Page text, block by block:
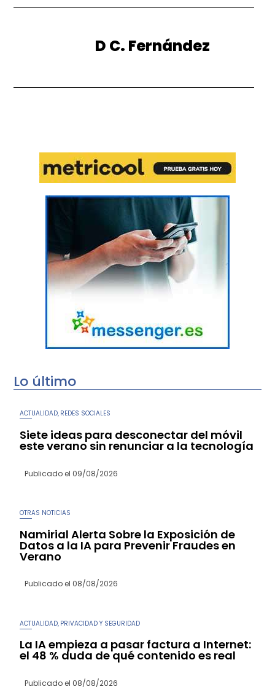
D C. Fernández
Lo último
ACTUALIDAD, REDES SOCIALES
Siete ideas para desconectar del móvil
este verano sin renunciar a la tecnología
Publicado el 09/08/2026
OTRAS NOTICIAS
Namirial Alerta Sobre la Exposición de
Datos a la IA para Prevenir Fraudes en
Verano
Publicado el 08/08/2026
ACTUALIDAD PRIVACIDAD Y SEGURIDAD
La IA empieza a pasar factura a Internet:
el 48 % duda de qué contenido es real
Publicado el 08/08/2026